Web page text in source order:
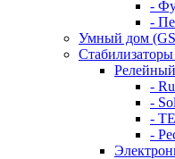
-
-
Умный дом
Релейный
-
-
-
-